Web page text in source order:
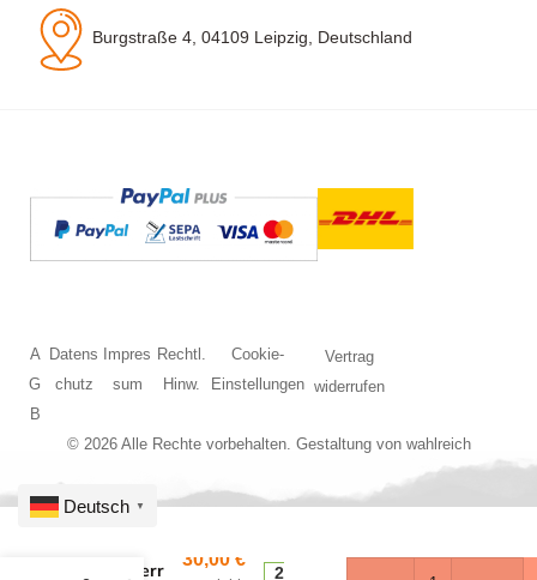
Burgstraße 4, 04109 Leipzig, Deutschland
© 2026 Alle Rechte vorbehalten. Gestaltung von wahlreich
A
G
B
Datens
chutz
Impres
sum
Rechtl.
Hinw.
Cookie-
Einstellungen
Vertrag
widerrufen
N Liebherr
30,00 €
2
Deutsch ▼